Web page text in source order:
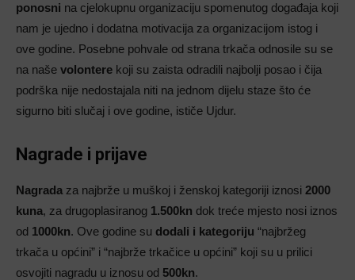
ponosni na cjelokupnu organizaciju spomenutog događaja koji
nam je ujedno i dodatna motivacija za organizacijom istog i
ove godine. Posebne pohvale od strana trkača odnosile su se
na naše volontere koji su zaista odradili najbolji posao i čija
podrška nije nedostajala niti na jednom dijelu staze što će
sigurno biti slučaj i ove godine, ističe Ujdur.
Nagrade i prijave
Nagrada za najbrže u muškoj i ženskoj kategoriji iznosi 2000
kuna, za drugoplasiranog 1.500kn dok treće mjesto nosi iznos
od 1000kn. Ove godine su dodali i kategoriju “najbržeg
trkača u općini” i “najbrže trkačice u općini” koji su u prilici
osvojiti nagradu u iznosu od 500kn.